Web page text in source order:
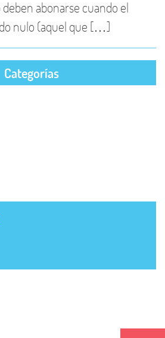
abonarse cuando el
nulo (aquel que […]
Categorías